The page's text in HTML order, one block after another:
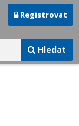
Hledat
Registrovat